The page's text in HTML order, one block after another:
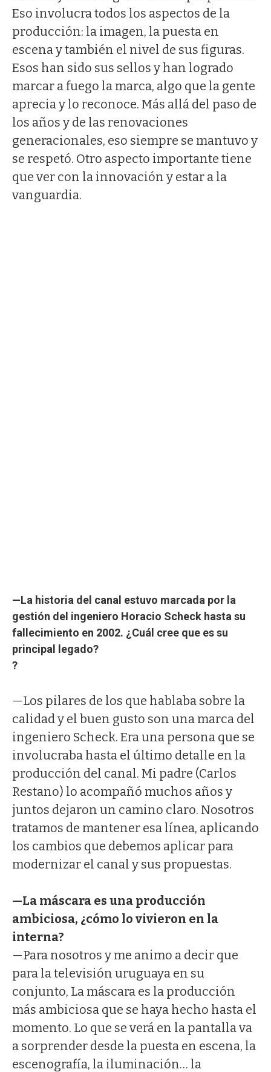
Eso involucra todos los aspectos de la
producción: la imagen, la puesta en
escena y también el nivel de sus figuras.
Esos han sido sus sellos y han logrado
marcar a fuego la marca, algo que la gente
aprecia y lo reconoce. Más allá del paso de
los años y de las renovaciones
generacionales, eso siempre se mantuvo y
se respetó. Otro aspecto importante tiene
que ver con la innovación y estar a la
vanguardia.
—La historia del canal estuvo marcada por la
gestión del ingeniero Horacio Scheck hasta su
fallecimiento en 2002. ¿Cuál cree que es su
principal legado?
?
—Los pilares de los que hablaba sobre la
calidad y el buen gusto son una marca del
ingeniero Scheck. Era una persona que se
involucraba hasta el último detalle en la
producción del canal. Mi padre (Carlos
Restano) lo acompañó muchos años y
juntos dejaron un camino claro. Nosotros
tratamos de mantener esa línea, aplicando
los cambios que debemos aplicar para
modernizar el canal y sus propuestas.
—La máscara es una producción
ambiciosa, ¿cómo lo vivieron en la
interna?
—Para nosotros y me animo a decir que
para la televisión uruguaya en su
conjunto, La máscara es la producción
más ambiciosa que se haya hecho hasta el
momento. Lo que se verá en la pantalla va
a sorprender desde la puesta en escena, la
escenografía, la iluminación… la